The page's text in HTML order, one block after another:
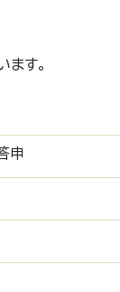
ます。
申